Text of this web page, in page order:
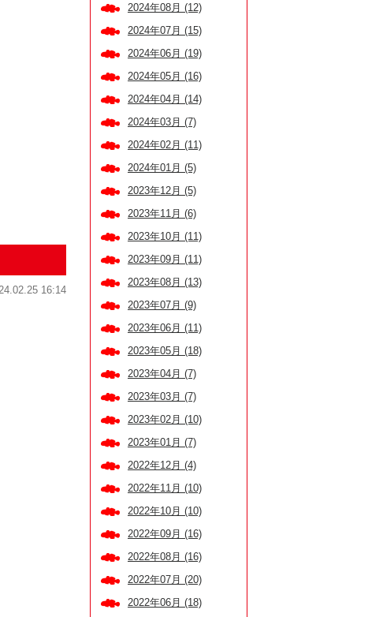
16:14
2024年08月 (12)
2024年07月 (15)
2024年06月 (19)
2024年05月 (16)
2024年04月 (14)
2024年03月 (7)
2024年02月 (11)
2024年01月 (5)
2023年12月 (5)
2023年11月 (6)
2023年10月 (11)
2023年09月 (11)
2023年08月 (13)
2023年07月 (9)
2023年06月 (11)
2023年05月 (18)
2023年04月 (7)
2023年03月 (7)
2023年02月 (10)
2023年01月 (7)
2022年12月 (4)
2022年11月 (10)
2022年10月 (10)
2022年09月 (16)
2022年08月 (16)
2022年07月 (20)
2022年06月 (18)